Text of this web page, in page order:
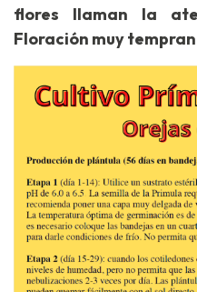
flores llaman la
Floración muy